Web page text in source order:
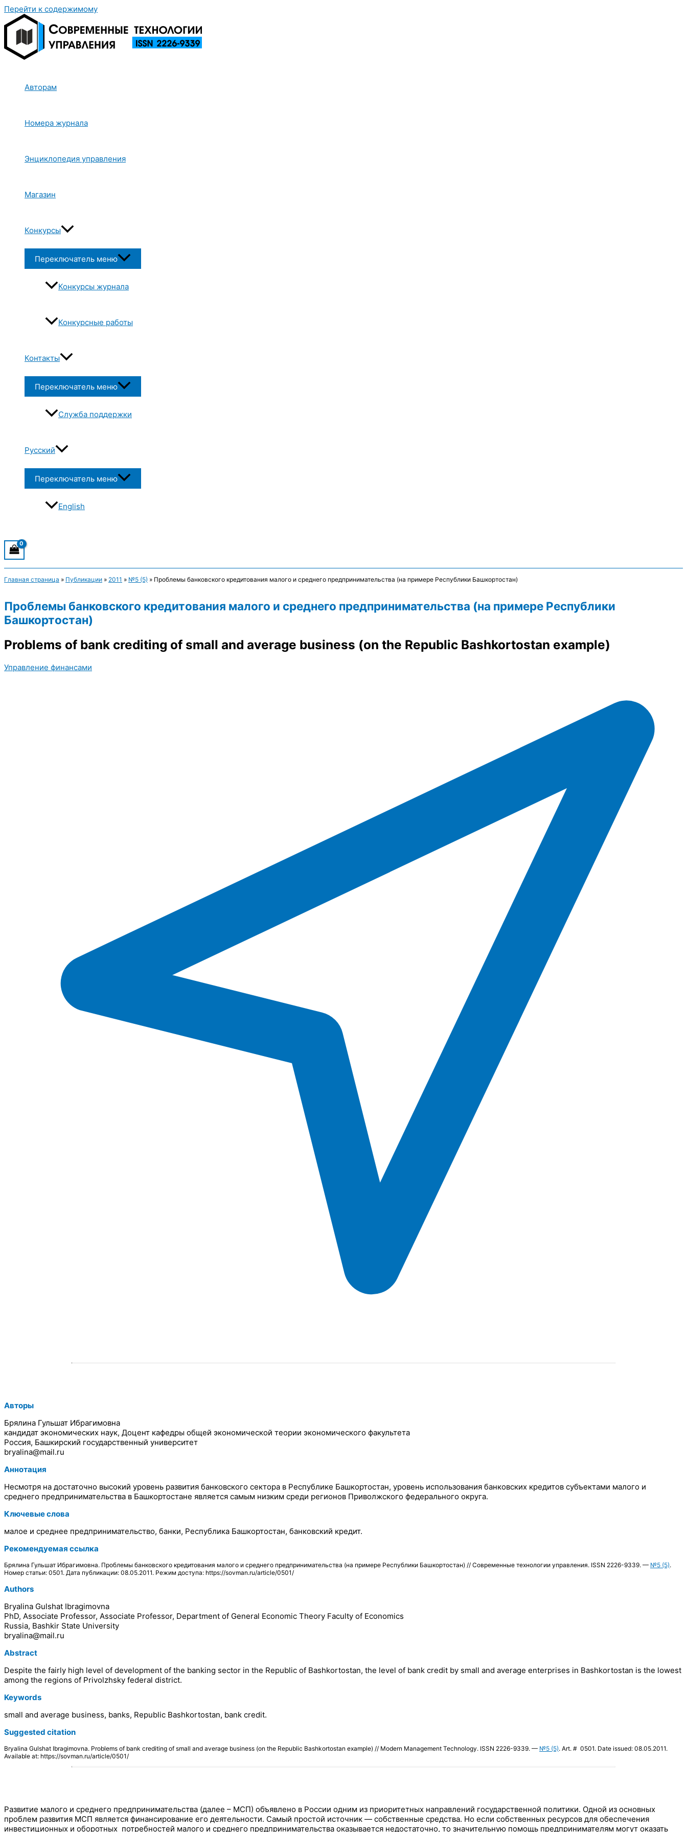
Перейти к содержимому
Авторам
Номера журнала
Энциклопедия управления
Магазин
Конкурсы
Переключатель меню
Конкурсы журнала
Конкурсные работы
Контакты
Переключатель меню
Служба поддержки
Русский
Переключатель меню
English
Главная страница » Публикации » 2011 » №5 (5) » Проблемы банковского кредитования малого и среднего предпринимательства (на примере Республики Башкортостан)
Проблемы банковского кредитования малого и среднего предпринимательства (на примере Республики
Башкортостан)
Problems of bank crediting of small and average business (on the Republic Bashkortostan example)
Управление финансами
Авторы
Брялина Гульшат Ибрагимовна
кандидат экономических наук, Доцент кафедры общей экономической теории экономического факультета
Россия, Башкирский государственный университет
bryalina@mail.ru
Аннотация
Несмотря на достаточно высокий уровень развития банковского сектора в Республике Башкортостан, уровень использования банковских кредитов субъектами малого и
среднего предпринимательства в Башкортостане является самым низким среди регионов Приволжского федерального округа.
Ключевые слова
малое и среднее предпринимательство, банки, Республика Башкортостан, банковский кредит.
Рекомендуемая ссылка
Брялина Гульшат Ибрагимовна. Проблемы банковского кредитования малого и среднего предпринимательства (на примере Республики Башкортостан) // Современные технологии управления. ISSN 2226-9339. — №5 (5).
Номер статьи: 0501. Дата публикации: 08.05.2011. Режим доступа: https://sovman.ru/article/0501/
Authors
Bryalina Gulshat Ibragimovna
PhD, Associate Professor, Associate Professor, Department of General Economic Theory Faculty of Economics
Russia, Bashkir State University
bryalina@mail.ru
Abstract
Despite the fairly high level of development of the banking sector in the Republic of Bashkortostan, the level of bank credit by small and average enterprises in Bashkortostan is the lowest
among the regions of Privolzhsky federal district.
Keywords
small and average business, banks, Republic Bashkortostan, bank credit.
Suggested citation
Bryalina Gulshat Ibragimovna. Problems of bank crediting of small and average business (on the Republic Bashkortostan example) // Modern Management Technology. ISSN 2226-9339. — №5 (5). Art. # 0501. Date issued: 08.05.2011.
Available at: https://sovman.ru/article/0501/
Развитие малого и среднего предпринимательства (далее – МСП) объявлено в России одним из приоритетных направлений государственной политики. Одной из основных
проблем развития МСП является финансирование его деятельности. Самый простой источник — собственные средства. Но если собственных ресурсов для обеспечения
инвестиционных и оборотных потребностей малого и среднего предпринимательства оказывается недостаточно, то значительную помощь предпринимателям могут оказать